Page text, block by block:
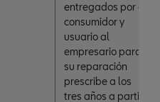
entregados por el
consumidor y
usuario al
empresario para
su reparación
prescribe a los
tres años a partir